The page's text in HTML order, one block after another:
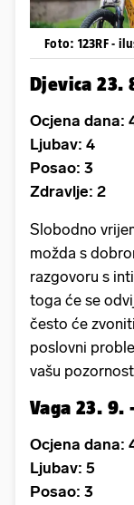
Foto: 123RF -
Djevica 23.
Ocjena dana:
Ljubav: 4
Posao: 3
Zdravlje: 2
Slobodno
možda s
razgovoru s
toga će se
često će
poslovni
vašu
Vaga 23. 9.
Ocjena dana:
Ljubav: 5
Posao: 3